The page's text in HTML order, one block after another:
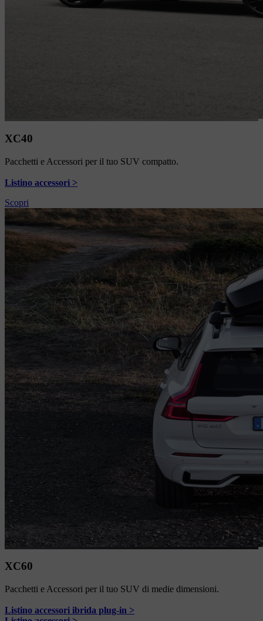
XC40
Pacchetti e Accessori per il tuo SUV compatto.
Listino accessori >
Scopri
XC60
Pacchetti e Accessori per il tuo SUV di medie dimensioni.
Listino accessori ibrida plug-in >